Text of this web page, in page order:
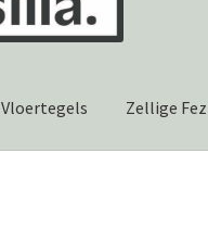
Vloertegels Zellige Fez